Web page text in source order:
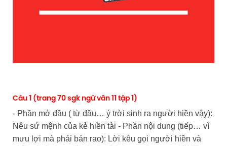
Câu 1 (trang 70 sgk ngữ văn 11 tập 1)
- Phần mở đầu ( từ đầu… ý trời sinh ra người hiền vậy):
Nêu sứ mệnh của kẻ hiền tài - Phần nội dung (tiếp… vì
mưu lợi mà phải bán rao): Lời kêu gọi người hiền và